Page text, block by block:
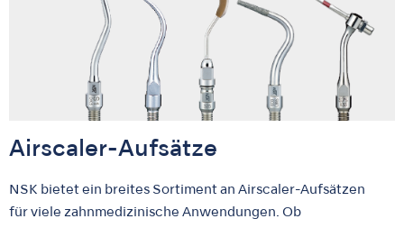
Airscaler-Aufsätze
NSK bietet ein breites Sortiment an Airscaler-Aufsätzen
für viele zahnmedizinische Anwendungen. Ob